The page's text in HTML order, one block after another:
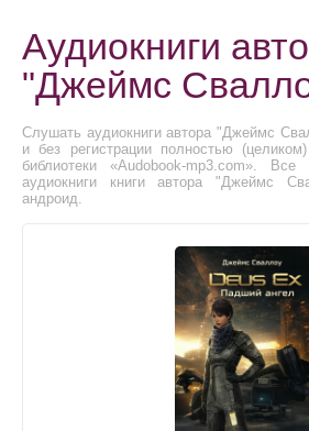
Аудиокниги
"Джеймс
Слушать аудиокниги автора "Джеймс
и без регистрации полностью
библиотеки «Audobook-mp3.com».
аудиокниги книги автора "Джеймс
андроид.